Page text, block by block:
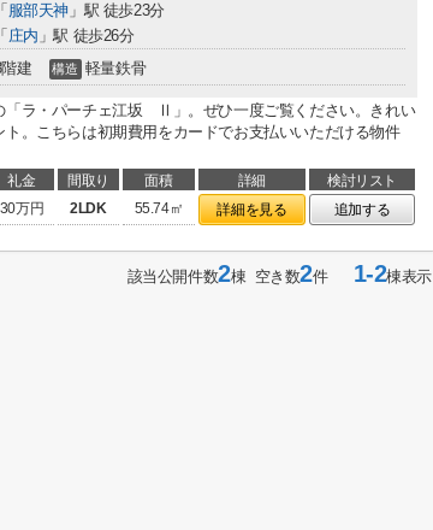
「 服部天神 」駅 徒歩23分
「 庄内 」駅 徒歩26分
建 構造 軽量鉄骨
「ラ・パーチェ江坂 Ⅱ」。ぜひ一度ご覧ください。きれい
ト。こちらは初期費用をカードでお支払いいただける物件
礼金 間取り 面積 詳細
検討リスト
30万円 2LDK 55.74㎡ 詳細を見る 追加する
該当公開件数2棟 空き数2件1-2棟表示